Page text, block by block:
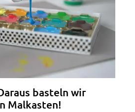
basteln wir
Malkasten!